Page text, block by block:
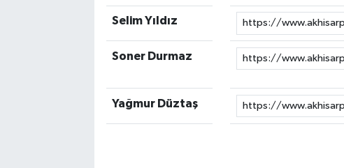
Selim Yıldız
Soner Durmaz
Yağmur Düztaş